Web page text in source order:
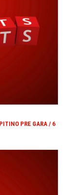
PRE GARA / 6